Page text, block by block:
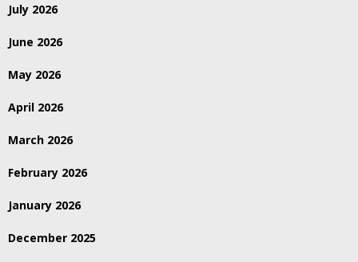
July 2026
June 2026
May 2026
April 2026
March 2026
February 2026
January 2026
December 2025